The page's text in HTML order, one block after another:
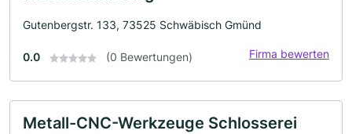
Gutenbergstr. 133, 73525 Schwäbisch Gmünd
0.0 (0 Bewertungen) Firma bewerten
Metall-CNC-Werkzeuge Schlosserei